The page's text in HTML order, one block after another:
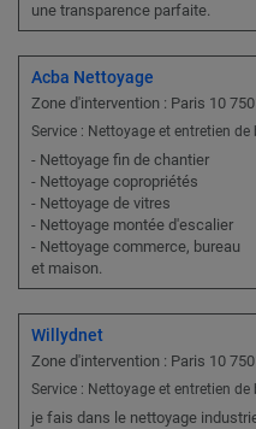
une transparence parfaite.
Acba Nettoyage
Zone d'intervention : Paris 10
Service : Nettoyage et entretien de
- Nettoyage fin de chantier
- Nettoyage copropriétés
- Nettoyage de vitres
- Nettoyage montée d'escalier
- Nettoyage commerce, bureau
et maison.
Willydnet
Zone d'intervention : Paris 10
Service : Nettoyage et entretien de
je fais dans le nettoyage